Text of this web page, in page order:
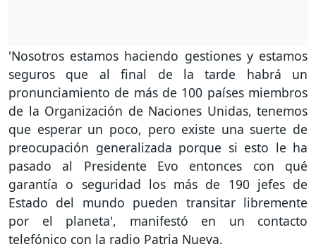
'Nosotros estamos haciendo gestiones y estamos
seguros que al final de la tarde habrá un
pronunciamiento de más de 100 países miembros
de la Organización de Naciones Unidas, tenemos
que esperar un poco, pero existe una suerte de
preocupación generalizada porque si esto le ha
pasado al Presidente Evo entonces con qué
garantía o seguridad los más de 190 jefes de
Estado del mundo pueden transitar libremente
por el planeta', manifestó en un contacto
telefónico con la radio Patria Nueva.